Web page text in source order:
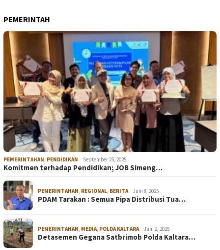
PEMERINTAH
PEMERINTAHAN PENDIDIKAN September 25, 2025
Komitmen terhadap Pendidikan; JOB Simeng…
PEMERINTAHAN REGIONAL BERITA Juni 8, 2025
PDAM Tarakan : Semua Pipa Distribusi Tua…
PEMERINTAHAN MEDIA POLDA KALTARA Juni 2, 2025
Detasemen Gegana Satbrimob Polda Kaltara…